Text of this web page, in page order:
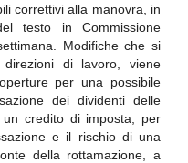
correttivi alla manovra, in
testo in Commissione
Modifiche che si
di lavoro, viene
per una possibile
dei dividenti delle
credito di imposta, per
e il rischio di una
della rottamazione, a